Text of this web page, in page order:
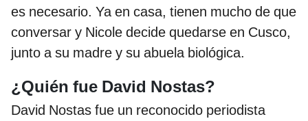
es necesario. Ya en casa, tienen mucho de que
conversar y Nicole decide quedarse en Cusco,
junto a su madre y su abuela biológica.
¿Quién fue David Nostas?
David Nostas fue un reconocido periodista